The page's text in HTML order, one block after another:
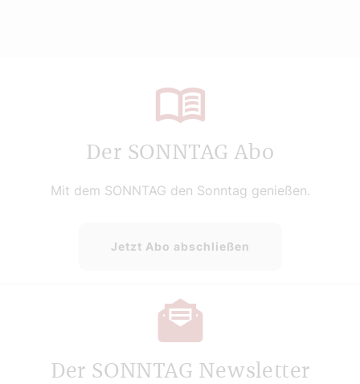
Der SONNTAG Abo
Mit dem SONNTAG den Sonntag genießen.
Jetzt Abo abschließen
Der SONNTAG Newsletter